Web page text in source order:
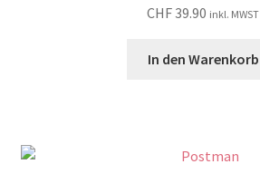
CHF39.90 inkl. MWST
In den Warenkorb